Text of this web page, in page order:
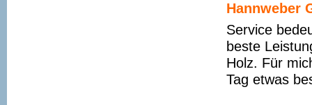
Hannweber
Service
beste
Holz. Für
Tag etwas